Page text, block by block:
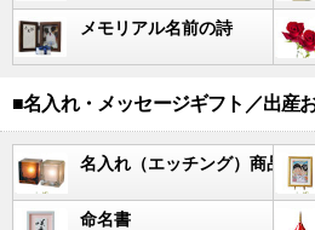
メモリアル名前の詩
■名入れ・メッセージギフト／出産
名入れ（エッチング）商品
命名書